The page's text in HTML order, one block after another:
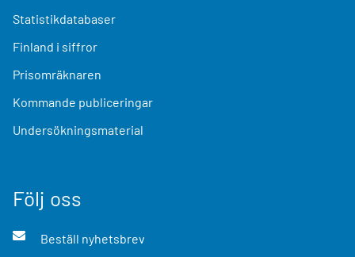
Statistikdatabaser
Finland i siffror
Prisomräknaren
Kommande publiceringar
Undersökningsmaterial
Följ oss
Beställ nyhetsbrev